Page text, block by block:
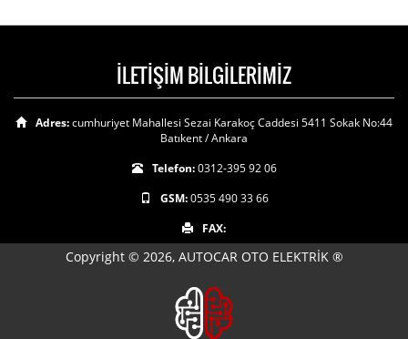
İLETİŞİM BİLGİLERİMİZ
Adres:cumhuriyet Mahallesi Sezai Karakoç Caddesi 5411 Sokak No:44
Batıkent / Ankara
Telefon:0312-395 92 06
GSM:0535 490 33 66
FAX:
Copyright © 2026, AUTOCAR OTO ELEKTRİK ®